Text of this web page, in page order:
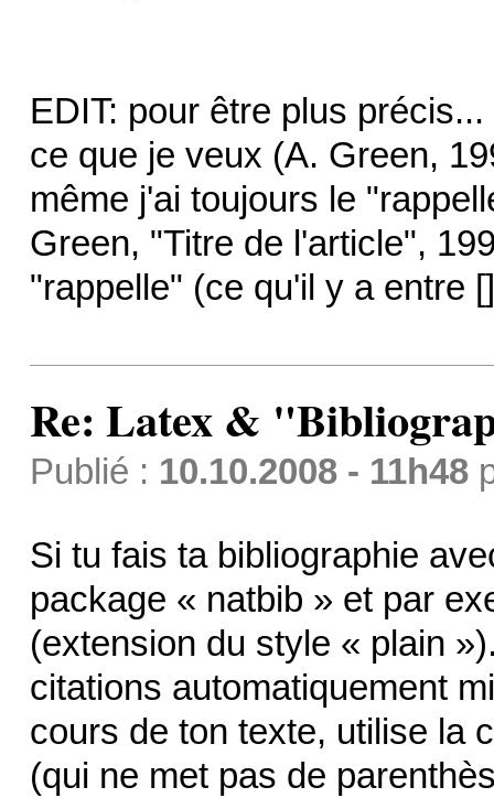
EDIT: pour être plus
ce que je veux (A. Green,
même j'ai toujours le
Green, "Titre de l'article",
"rappelle" (ce qu'il y a entre
Re: Latex &
Publié : 10.10.2008 - 11h48
Si tu fais ta bibliographie
package « natbib » et par
(extension du style « plain
citations automatiquement
cours de ton texte, utilise la
(qui ne met pas de